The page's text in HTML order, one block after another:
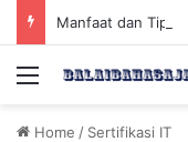
Manfaat dan Tips
Menu
Home / Sertifikasi IT